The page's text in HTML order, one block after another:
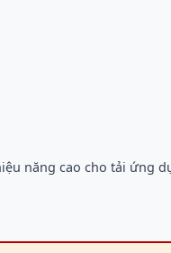
năng cao cho tải ứng